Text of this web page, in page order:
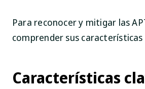
Para reconocer y mitigar las
comprender sus
Características